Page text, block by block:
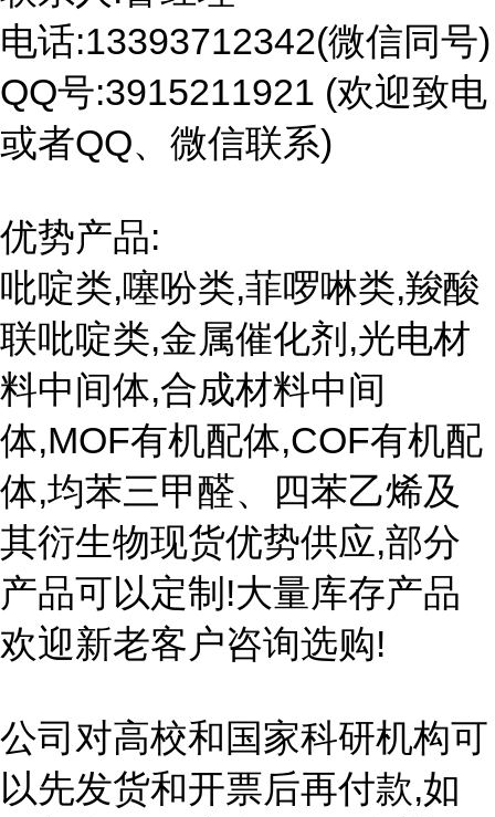
电话:13393712342(微信同号)
QQ号:3915211921 (欢迎致电
或者QQ、微信联系)
优势产品:
吡啶类,噻吩类,菲啰啉类,羧酸
联吡啶类,金属催化剂,光电材
料中间体,合成材料中间
体,MOF有机配体,COF有机配
体,均苯三甲醛、四苯乙烯及
其衍生物现货优势供应,部分
产品可以定制!大量库存产品
欢迎新老客户咨询选购!
公司对高校和国家科研机构可
以先发货和开票后再付款,如